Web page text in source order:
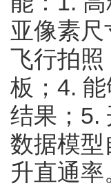
亚像素
飞行拍照
板；4.
结果；5.
数据模型
升直通率